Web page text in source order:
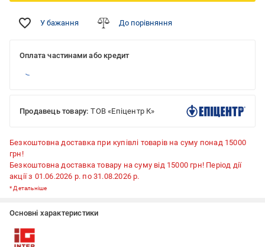
У бажання До порівняння
Оплата частинами або кредит
Продавець товару: ТОВ «Епіцентр К»
Безкоштовна доставка при купівлі товарів на суму понад 15000
грн!
Безкоштовна доставка товару на суму від 15000 грн! Період дії
акції з 01.06.2026 р. по 31.08.2026 р.
*Детальніше
Основні характеристики